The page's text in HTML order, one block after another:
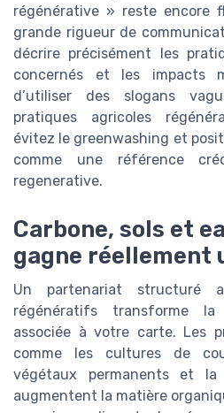
régénérative » reste encore
grande rigueur de
décrire précisément les
concernés et les impacts
d’utiliser des slogans
pratiques agricoles
évitez le greenwashing et
comme une référence
regenerative.
Carbone, sols et
gagne réellement
Un partenariat structuré
régénératifs transforme
associée à votre carte. Les
comme les cultures de
végétaux permanents et
augmentent la matière